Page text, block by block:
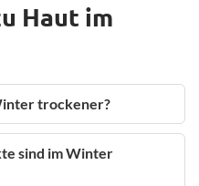
Haut im
trockener?
sind im Winter